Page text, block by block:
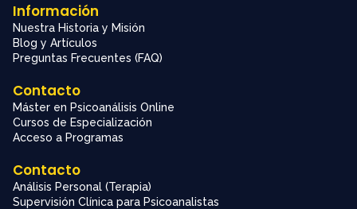
Información
Nuestra Historia y Misión
Blog y Artículos
Preguntas Frecuentes (FAQ)
Contacto
Máster en Psicoanálisis Online
Cursos de Especialización
Acceso a Programas
Contacto
Análisis Personal (Terapia)
Supervisión Clínica para Psicoanalistas